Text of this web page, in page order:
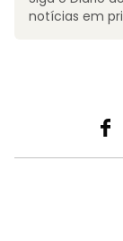
notícias em